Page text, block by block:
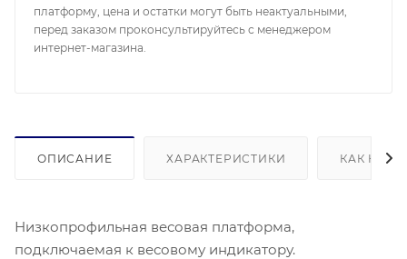
платформу, цена и остатки могут быть неактуальными,
перед заказом проконсультируйтесь с менеджером
интернет-магазина.
ОПИСАНИЕ ХАРАКТЕРИСТИКИ КАК
Низкопрофильная весовая платформа,
подключаемая к весовому индикатору.